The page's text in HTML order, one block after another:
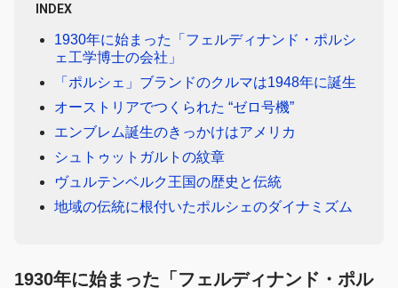
INDEX
1930年に始まった「フェルディナンド・ポルシ
ェ工学博士の会社」
「ポルシェ」ブランドのクルマは1948年に誕生
オーストリアでつくられた “ゼロ号機”
エンブレム誕生のきっかけはアメリカ
シュトゥットガルトの紋章
ヴュルテンベルク王国の歴史と伝統
地域の伝統に根付いたポルシェのダイナミズム
1930年に始まった「フェルディナンド・ポル